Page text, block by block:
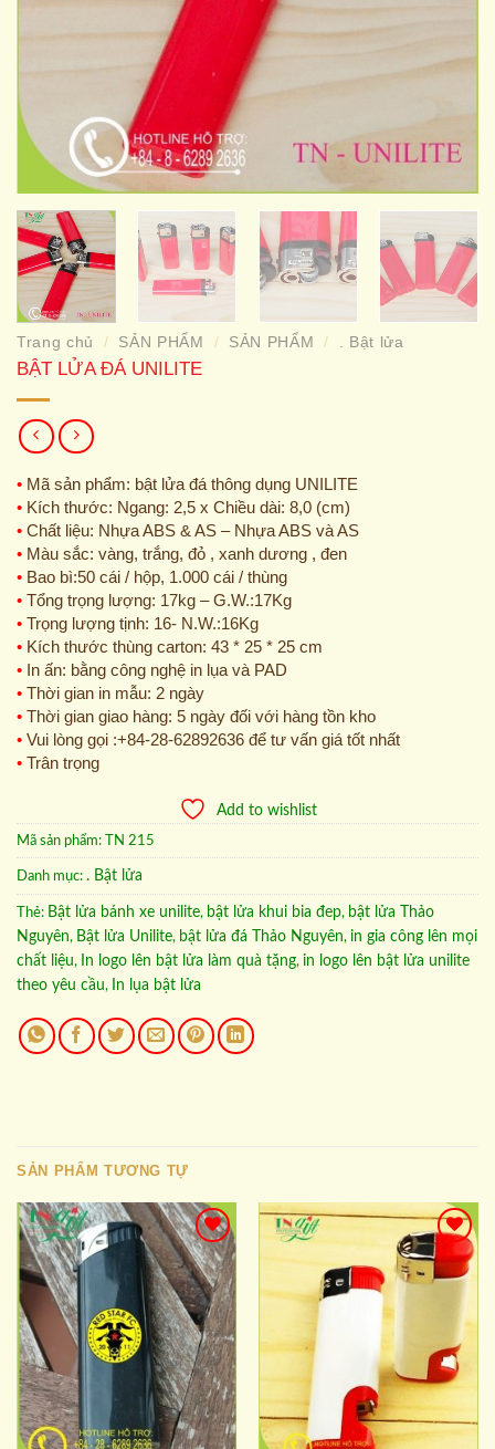
Trang chủ / SẢN PHẨM / SẢN PHẨM / . Bật lửa
BẬT LỬA ĐÁ UNILITE
• Mã sản phẩm: bật lửa đá thông dụng UNILITE
• Kích thước: Ngang: 2,5 x Chiều dài: 8,0 (cm)
• Chất liệu: Nhựa ABS & AS – Nhựa ABS và AS
• Màu sắc: vàng, trắng, đỏ , xanh dương , đen
• Bao bì:50 cái / hộp, 1.000 cái / thùng
• Tổng trọng lượng: 17kg – G.W.:17Kg
• Trọng lượng tịnh: 16- N.W.:16Kg
• Kích thước thùng carton: 43 * 25 * 25 cm
• In ấn: bằng công nghệ in lụa và PAD
• Thời gian in mẫu: 2 ngày
• Thời gian giao hàng: 5 ngày đối với hàng tồn kho
• Vui lòng gọi :+84-28-62892636 để tư vấn giá tốt nhất
• Trân trọng
Add to wishlist
Mã sản phẩm: TN 215
Danh mục: . Bật lửa
Thẻ: Bật lửa bánh xe unilite, bật lửa khui bia đep, bật lửa Thảo
Nguyên, Bật lửa Unilite, bật lửa đá Thảo Nguyên, in gia công lên mọi
chất liệu, In logo lên bật lửa làm quà tặng, in logo lên bật lửa unilite
theo yêu cầu, In lụa bật lửa
SẢN PHẨM TƯƠNG TỰ
Add to
wishlist
Add to
wishlist